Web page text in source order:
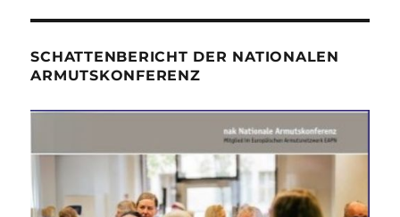
SCHATTENBERICHT DER NATIONALEN
ARMUTSKONFERENZ